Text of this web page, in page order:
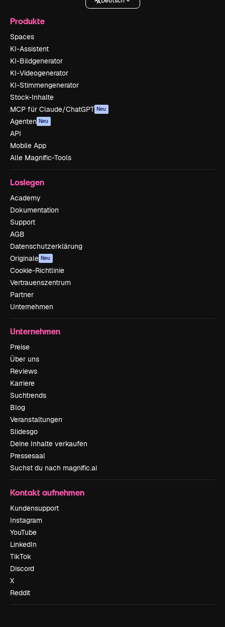
Produkte
Spaces
KI-Assistent
KI-Bildgenerator
KI-Videogenerator
KI-Stimmengenerator
Stock-Inhalte
MCP für Claude/ChatGPT Neu
Agenten Neu
API
Mobile App
Alle Magnific-Tools
Loslegen
Academy
Dokumentation
Support
AGB
Datenschutzerklärung
Originale Neu
Cookie-Richtlinie
Vertrauenszentrum
Partner
Unternehmen
Unternehmen
Preise
Über uns
Reviews
Karriere
Suchtrends
Blog
Veranstaltungen
Slidesgo
Deine Inhalte verkaufen
Pressesaal
Suchst du nach magnific.ai
Kontakt aufnehmen
Kundensupport
Instagram
YouTube
LinkedIn
TikTok
Discord
X
Reddit